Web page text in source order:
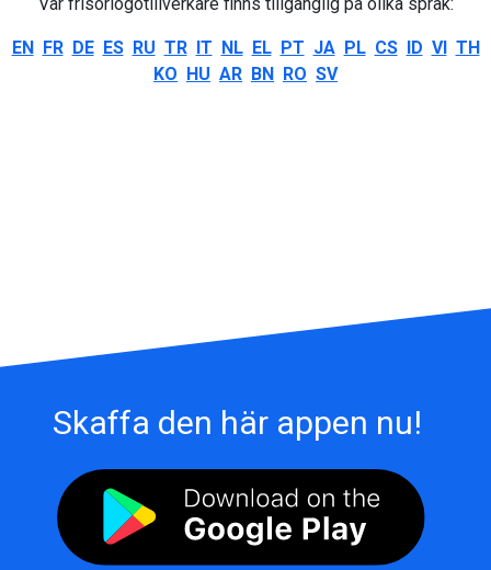
EN FR DE ES RU TR IT NL EL PT JA PL CS ID VI TH
KO HU AR BN RO SV
Skaffa den här appen nu!